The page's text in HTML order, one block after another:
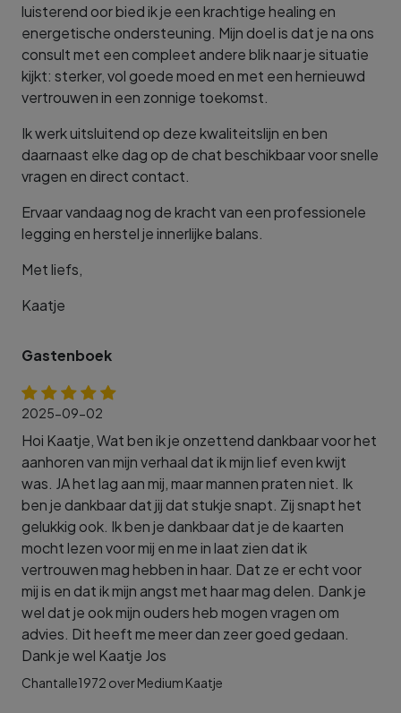
luisterend oor bied ik je een krachtige healing en
energetische ondersteuning. Mijn doel is dat je na ons
consult met een compleet andere blik naar je situatie
kijkt: sterker, vol goede moed en met een hernieuwd
vertrouwen in een zonnige toekomst.
Ik werk uitsluitend op deze kwaliteitslijn en ben
daarnaast elke dag op de chat beschikbaar voor snelle
vragen en direct contact.
Ervaar vandaag nog de kracht van een professionele
legging en herstel je innerlijke balans.
Met liefs,
Kaatje
Gastenboek
2025-09-02
Hoi Kaatje, Wat ben ik je onzettend dankbaar voor het
aanhoren van mijn verhaal dat ik mijn lief even kwijt
was. JA het lag aan mij, maar mannen praten niet. Ik
ben je dankbaar dat jij dat stukje snapt. Zij snapt het
gelukkig ook. Ik ben je dankbaar dat je de kaarten
mocht lezen voor mij en me in laat zien dat ik
vertrouwen mag hebben in haar. Dat ze er echt voor
mij is en dat ik mijn angst met haar mag delen. Dank je
wel dat je ook mijn ouders heb mogen vragen om
advies. Dit heeft me meer dan zeer goed gedaan.
Dank je wel Kaatje Jos
Chantalle1972 over Medium Kaatje